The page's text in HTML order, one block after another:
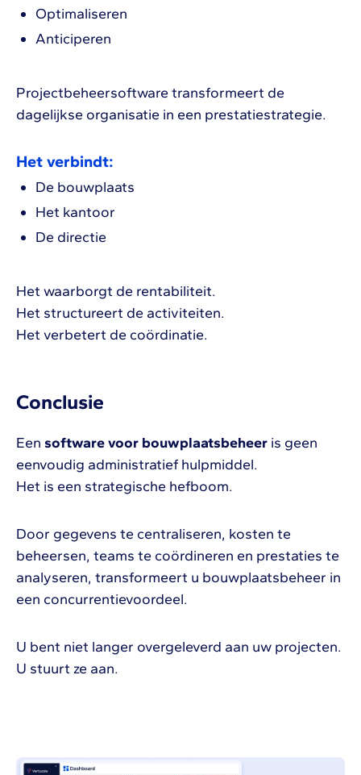
Optimaliseren
Anticiperen
Projectbeheersoftware transformeert de
dagelijkse organisatie in een prestatiestrategie.
Het verbindt:
De bouwplaats
Het kantoor
De directie
Het waarborgt de rentabiliteit.
Het structureert de activiteiten.
Het verbetert de coördinatie.
Conclusie
Een software voor bouwplaatsbeheer is geen
eenvoudig administratief hulpmiddel.
Het is een strategische hefboom.
Door gegevens te centraliseren, kosten te
beheersen, teams te coördineren en prestaties te
analyseren, transformeert u bouwplaatsbeheer in
een concurrentievoordeel.
U bent niet langer overgeleverd aan uw projecten.
U stuurt ze aan.